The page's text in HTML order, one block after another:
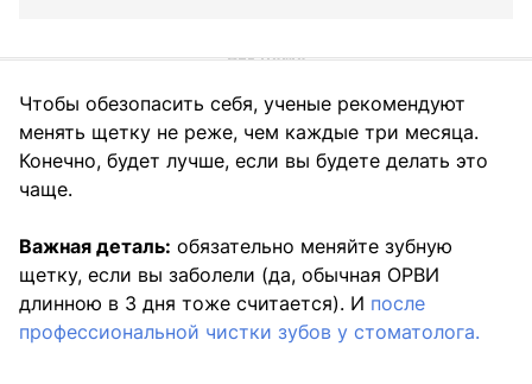
Чтобы обезопасить себя, ученые рекомендуют
менять щетку не реже, чем каждые три месяца.
Конечно, будет лучше, если вы будете делать это
чаще.
Важная деталь: обязательно меняйте зубную
щетку, если вы заболели (да, обычная ОРВИ
длинною в 3 дня тоже считается). И после
профессиональной чистки зубов у стоматолога.